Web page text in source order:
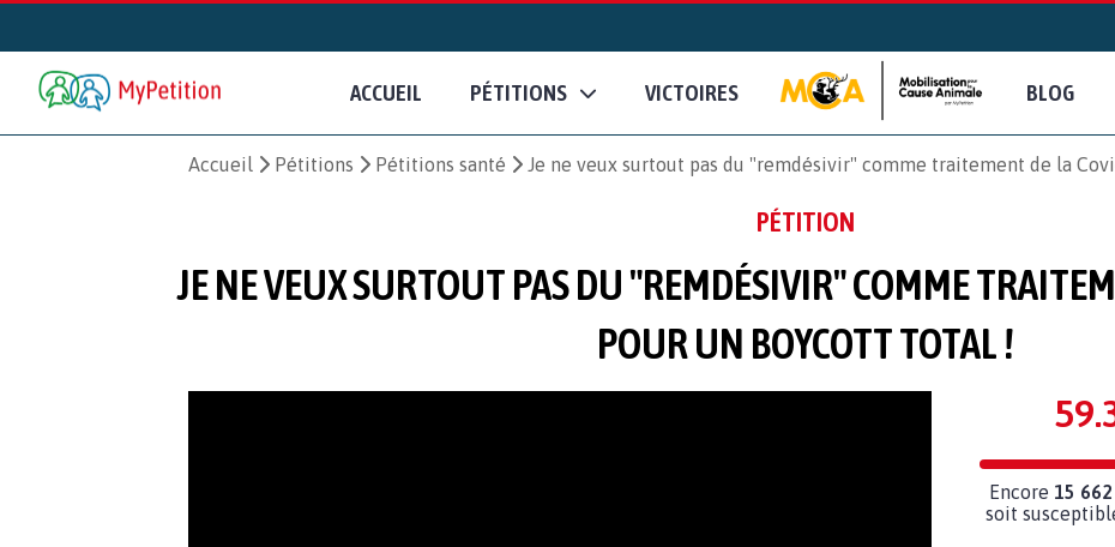
ACCUEIL PÉTITIONS VICTOIRES BLOG
Accueil Pétitions Pétitions santé Je ne veux surtout pas du "remdésivir" comme traitement de la
PÉTITION
JE NE VEUX SURTOUT PAS DU "REMDÉSIVIR" COMME
POUR UN BOYCOTT TOTAL !
Encore 15 662
soit